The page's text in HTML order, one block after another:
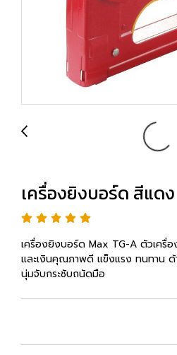
เครื่องยิงบอร์ด สีแด
เครื่องยิงบอร์ด Max TG-A ตัวเครื่อ
และเงินคุณภาพดี แข็งแรง ทนทาน
นุ่มจับกระชับถนัดมือ